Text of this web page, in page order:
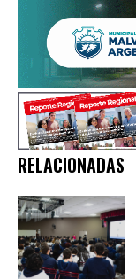
RELACIONADAS